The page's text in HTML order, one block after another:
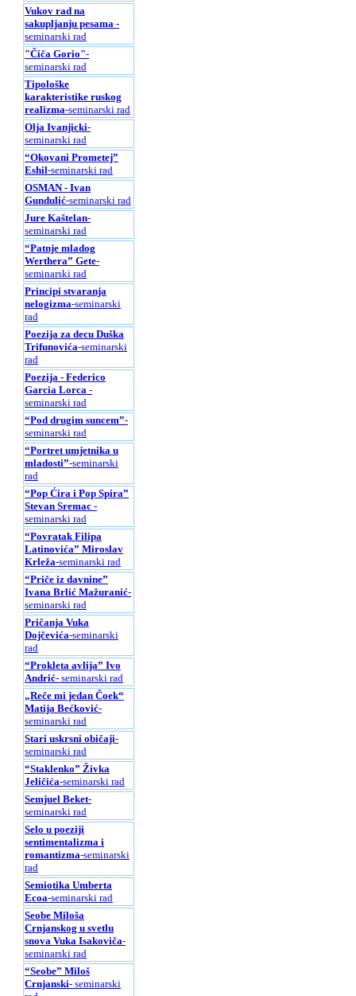
Vukov rad na
sakupljanju pesama -
seminarski rad
"Čiča Gorio"-
seminarski rad
Tipološke
karakteristike ruskog
realizma-seminarski rad
Olja Ivanjicki-
seminarski rad
“Okovani Prometej”
Eshil-seminarski rad
OSMAN - Ivan
Gundulić-seminarski rad
Jure Kaštelan-
seminarski rad
“Patnje mladog
Werthera” Gete-
seminarski rad
Principi stvaranja
nelogizma-seminarski
rad
Poezija za decu Duška
Trifunovića-seminarski
rad
Poezija - Federico
Garcia Lorca -
seminarski rad
“Pod drugim suncem”-
seminarski rad
“Portret umjetnika u
mladosti”-seminarski
rad
“Pop Ćira i Pop Spira”
Stevan Sremac -
seminarski rad
“Povratak Filipa
Latinovića” Miroslav
Krleža-seminarski rad
“Priče iz davnine”
Ivana Brlić Mažuranić-
seminarski rad
Pričanja Vuka
Dojčevića-seminarski
rad
“Prokleta avlija” Ivo
Andrić- seminarski rad
„Reče mi jedan Čoek“
Matija Bećković-
seminarski rad
Stari uskrsni običaji-
seminarski rad
“Staklenko” Živka
Jeličića-seminarski rad
Semjuel Beket-
seminarski rad
Selo u poeziji
sentimentalizma i
romantizma-seminarski
rad
Semiotika Umberta
Ecoa-seminarski rad
Seobe Miloša
Crnjanskog u svetlu
snova Vuka Isakoviča-
seminarski rad
“Seobe” Miloš
Crnjanski- seminarski